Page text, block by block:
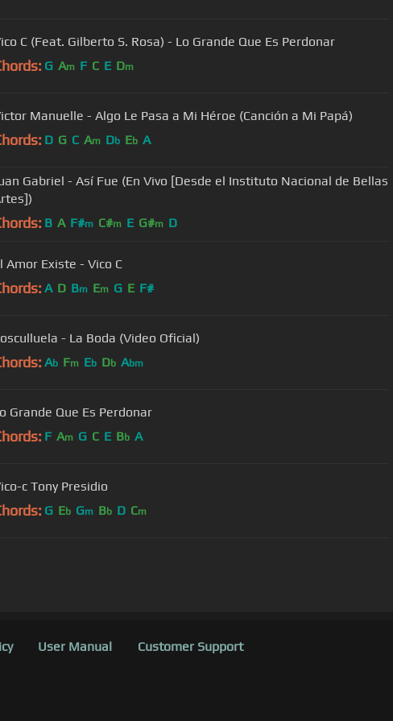
C (Feat. Gilberto S. Rosa) - Lo Grande Que Es Perdonar
G Am F C E Dm
Manuelle - Algo Le Pasa a Mi Héroe (Canción a Mi Papá)
D G C Am Db Eb A
Gabriel - Así Fue (En Vivo [Desde el Instituto Nacional de Bellas
B A F#m C#m E G#m D
Amor Existe - Vico C
A D Bm Em G E F#
- La Boda (Video Oficial)
Ab Fm Eb Db Abm
Grande Que Es Perdonar
F Am G C E Bb A
c Tony Presidio
G Eb Gm Bb D Cm
User Manual Customer Support